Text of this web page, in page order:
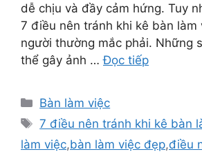
dễ chịu và đầy cảm hứng. Tuy
7 điều nên tránh khi kê bàn làm
người thường mắc phải. Những
thể gây ảnh …Đọc tiếp
Danh
mục
Bàn làm việc
Thẻ
7 điều nên tránh khi kê bàn
làm việc,bàn làm việc đẹp,điều